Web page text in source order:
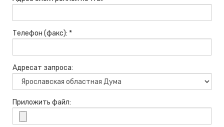
Телефон (факс): *
Адресат запроса:
Приложить файл: